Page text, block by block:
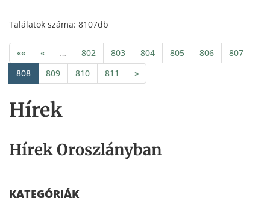
Hírek
Hírek Oroszlányban
KATEGÓRIÁK
Edző: Kovács Nándor.
Jók: Kiss Kornél, Gorzsás, Ughy.
Találatok száma: 8107db
«« « … 802 803 804 805 806
807
808
809 810 811 »